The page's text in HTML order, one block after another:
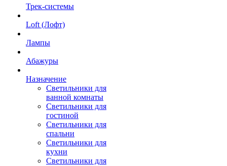
Трек-системы
Loft (Лофт)
Лампы
Абажуры
Назначение
Светильники для
ванной комнаты
Светильники для
гостиной
Светильники для
спальни
Светильники для
кухни
Светильники для